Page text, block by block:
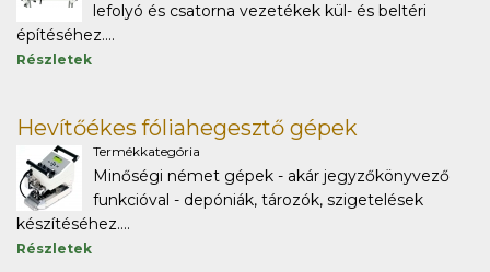
lefolyó és csatorna vezetékek kül- és beltéri
építéséhez....
Részletek
Hevítőékes fóliahegesztő gépek
Termékkategória
Minőségi német gépek - akár jegyzőkönyvező
funkcióval - depóniák, tározók, szigetelések
készítéséhez....
Részletek